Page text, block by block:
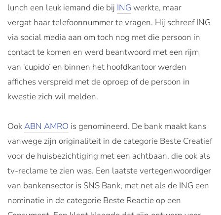
lunch een leuk iemand die bij ING werkte, maar
vergat haar telefoonnummer te vragen. Hij schreef ING
via social media aan om toch nog met die persoon in
contact te komen en werd beantwoord met een rijm
van ‘cupido’ en binnen het hoofdkantoor werden
affiches verspreid met de oproep of de persoon in
kwestie zich wil melden.
OokABN AMRO is genomineerd. De bank maakt kans
vanwege zijn originaliteit in de categorie Beste Creatief
voor de huisbezichtiging met een achtbaan, die ook als
tv-reclame te zien was. Een laatste vertegenwoordiger
van bankensector is SNS Bank, met net als de ING een
nominatie in de categorie Beste Reactie op een